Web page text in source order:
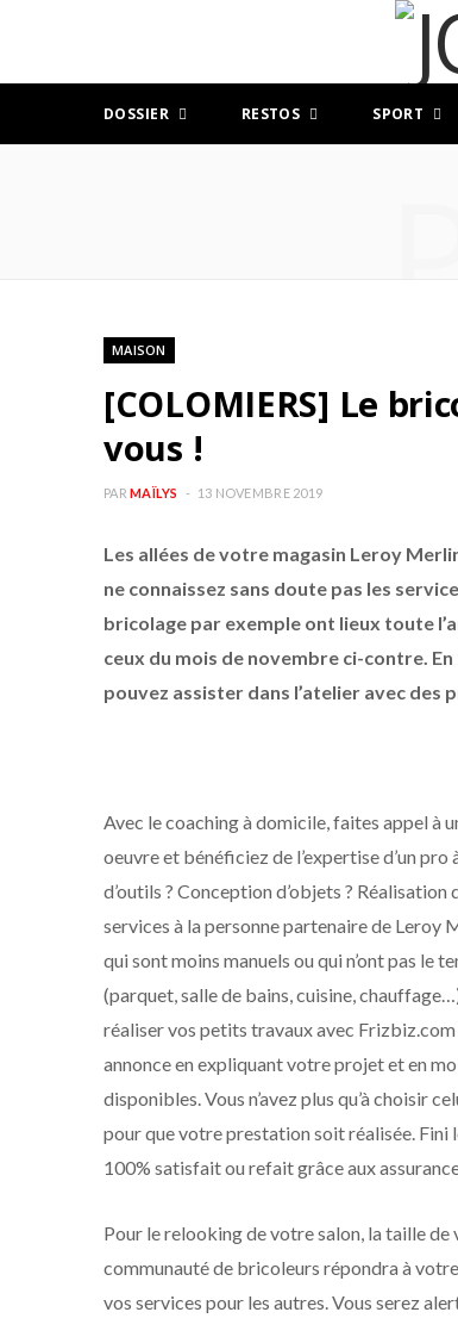
DOSSIER RESTOS SPORT
MAISON
[COLOMIERS] Le
vous !
PAR MAÏLYS 13 NOVEMBRE 2019
Les allées de votre magasin Leroy
ne connaissez sans doute pas les
bricolage par exemple ont lieux toute
ceux du mois de novembre ci-contre.
pouvez assister dans l’atelier avec des
Avec le coaching à domicile, faites appel à
oeuvre et bénéficiez de l’expertise d’un
d’outils ? Conception d’objets ?
services à la personne partenaire de Leroy
qui sont moins manuels ou qui n’ont pas le
(parquet, salle de bains, cuisine,
réaliser vos petits travaux avec
annonce en expliquant votre projet et en
disponibles. Vous n’avez plus qu’à choisir
pour que votre prestation soit réalisée.
100% satisfait ou refait grâce aux
Pour le relooking de votre salon, la taille
communauté de bricoleurs répondra à
vos services pour les autres. Vous serez